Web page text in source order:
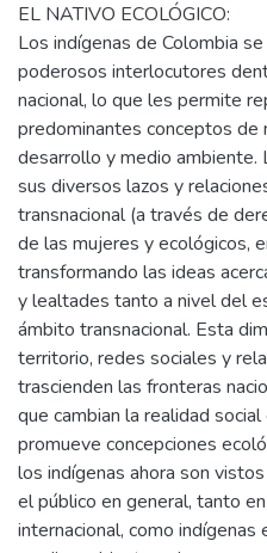
EL NATIVO ECOLÓGICO:
Los indígenas de Colombia
poderosos interlocutores
nacional, lo que les permite
predominantes conceptos de
desarrollo y medio ambiente.
sus diversos lazos y
transnacional (a través de
de las mujeres y ecológicos,
transformando las ideas
y lealtades tanto a nivel del
ámbito transnacional. Esta
territorio, redes sociales y
trascienden las fronteras
que cambian la realidad
promueve concepciones
los indígenas ahora son
el público en general, tanto
internacional, como